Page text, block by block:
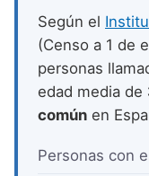
Según el
(Censo a 1 de
personas
edad media de
común en
Personas con